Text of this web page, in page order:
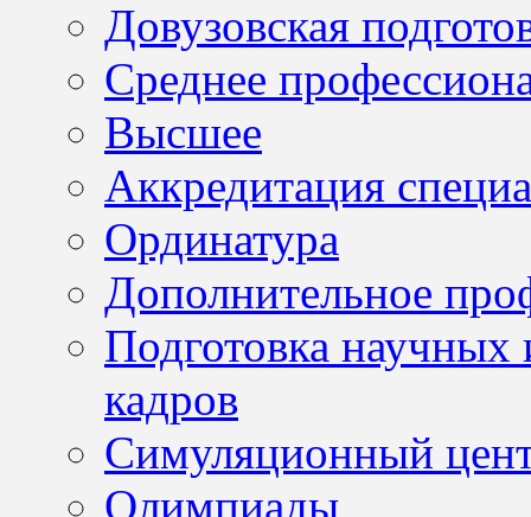
Довузовская
Среднее
Высшее
Аккредитация
Ординатура
Дополнительное
Подготовка научных
кадров
Симуляционный
Олимпиады